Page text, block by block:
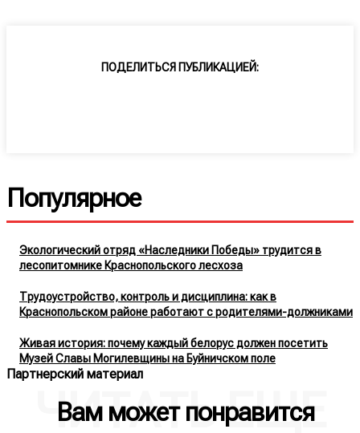
ПОДЕЛИТЬСЯ ПУБЛИКАЦИЕЙ:
Популярное
Экологический отряд «Наследники Победы» трудится в
лесопитомнике Краснопольского лесхоза
Трудоустройство, контроль и дисциплина: как в
Краснопольском районе работают с родителями-должниками
Живая история: почему каждый белорус должен посетить
Музей Славы Могилевщины на Буйничском поле
Партнерский материал
Вам может понравится
ЧИТАТЬ ЕЩЕ